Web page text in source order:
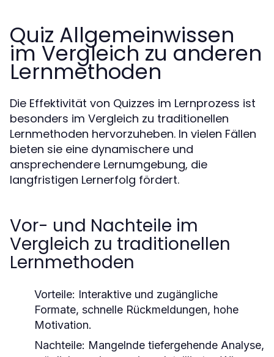
Quiz Allgemeinwissen
im Vergleich zu anderen
Lernmethoden
Die Effektivität von Quizzes im Lernprozess ist
besonders im Vergleich zu traditionellen
Lernmethoden hervorzuheben. In vielen Fällen
bieten sie eine dynamischere und
ansprechendere Lernumgebung, die
langfristigen Lernerfolg fördert.
Vor- und Nachteile im
Vergleich zu traditionellen
Lernmethoden
Vorteile: Interaktive und zugängliche
Formate, schnelle Rückmeldungen, hohe
Motivation.
Nachteile: Mangelnde tiefergehende Analyse,